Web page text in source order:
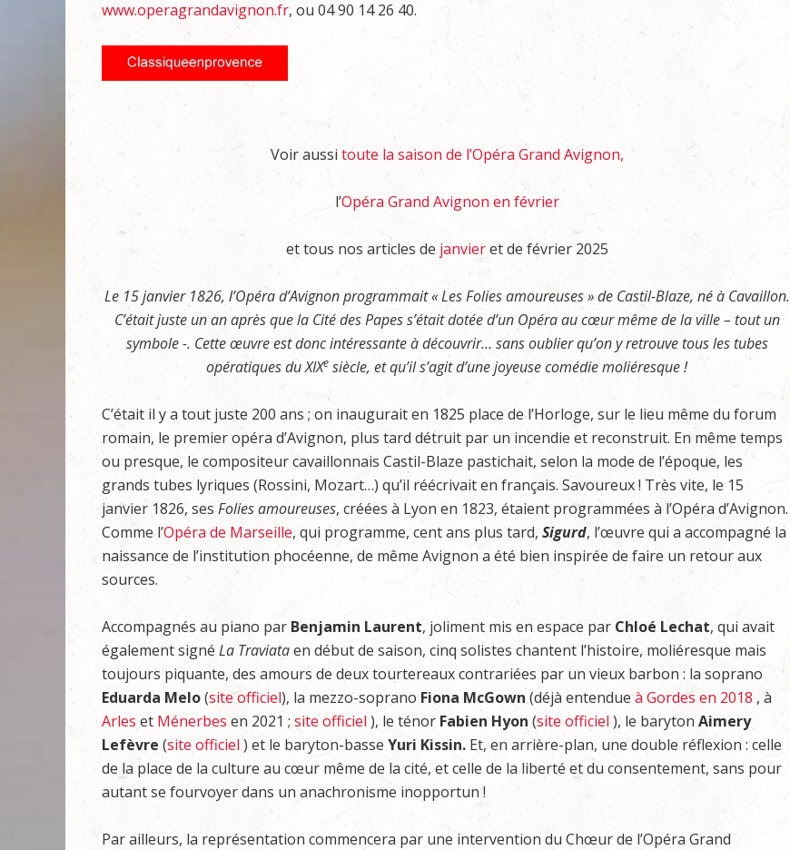
www.operagrandavignon.fr, ou 04 90 14 26 40.
Voir aussi toute la saison de l’Opéra Grand Avignon,
l’Opéra Grand Avignon en février
et tous nos articles de janvieret de février 2025
Le 15 janvier 1826, l’Opéra d’Avignon programmait « Les Folies amoureuses » de Castil-Blaze, né à Cavaillon.
C’était juste un an après que la Cité des Papes s’était dotée d’un Opéra au cœur même de la ville – tout un
symbole -. Cette œuvre est donc intéressante à découvrir… sans oublier qu’on y retrouve tous les tubes
opératiques du XIXe siècle, et qu’il s’agit d’une joyeuse comédie moliéresque !
C’était il y a tout juste 200 ans ; on inaugurait en 1825 place de l’Horloge, sur le lieu même du forum
romain, le premier opéra d’Avignon, plus tard détruit par un incendie et reconstruit. En même temps
ou presque, le compositeur cavaillonnais Castil-Blaze pastichait, selon la mode de l’époque, les
grands tubes lyriques (Rossini, Mozart…) qu’il réécrivait en français. Savoureux ! Très vite, le 15
janvier 1826, ses Folies amoureuses, créées à Lyon en 1823, étaient programmées à l’Opéra d’Avignon.
Comme l’Opéra de Marseille, qui programme, cent ans plus tard, Sigurd, l’œuvre qui a accompagné la
naissance de l’institution phocéenne, de même Avignon a été bien inspirée de faire un retour aux
sources.
Accompagnés au piano par Benjamin Laurent, joliment mis en espace par Chloé Lechat, qui avait
également signé La Traviataen début de saison, cinq solistes chantent l’histoire, moliéresque mais
toujours piquante, des amours de deux tourtereaux contrariées par un vieux barbon : la soprano
Eduarda Melo(site officiel), la mezzo-soprano Fiona McGown (déjà entendue à Gordes en 2018 , à
Arles et Ménerbes en 2021 ;site officiel), le ténor Fabien Hyon (site officiel ), le barytonAimery
Lefèvre (site officiel ) et le baryton-basse Yuri Kissin. Et, en arrière-plan, une double réflexion : celle
de la place de la culture au cœur même de la cité, et celle de la liberté et du consentement, sans pour
autant se fourvoyer dans un anachronisme inopportun !
Par ailleurs, la représentation commencera par une intervention du Chœur de l’Opéra Grand